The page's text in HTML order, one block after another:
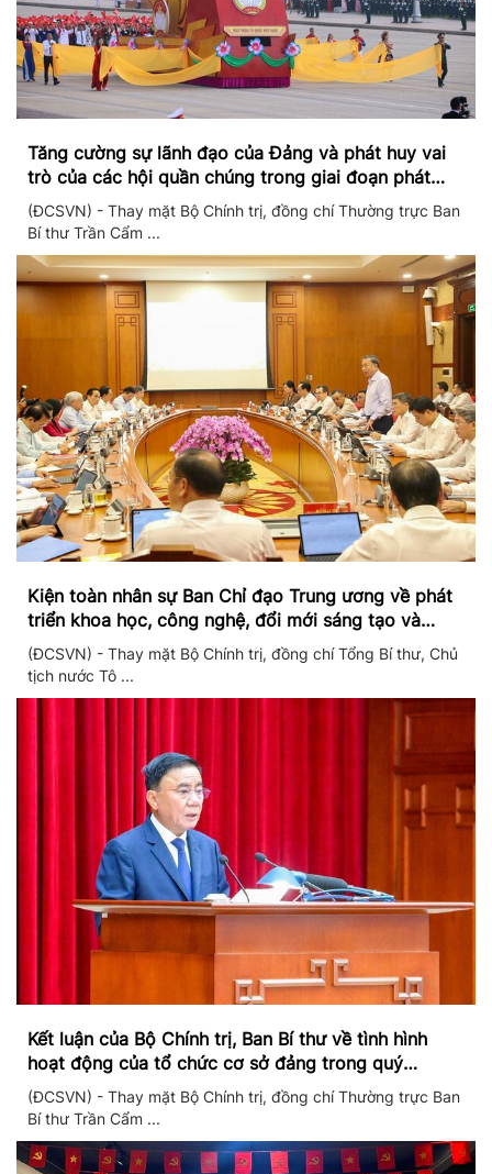
Tăng cường sự lãnh đạo của Đảng và phát huy vai
trò của các hội quần chúng trong giai đoạn phát
triển mới
(ĐCSVN) - Thay mặt Bộ Chính trị, đồng chí Thường trực Ban
Bí thư Trần Cẩm ...
Kiện toàn nhân sự Ban Chỉ đạo Trung ương về phát
triển khoa học, công nghệ, đổi mới sáng tạo và
chuyển đổi số
(ĐCSVN) - Thay mặt Bộ Chính trị, đồng chí Tổng Bí thư, Chủ
tịch nước Tô ...
Kết luận của Bộ Chính trị, Ban Bí thư về tình hình
hoạt động của tổ chức cơ sở đảng trong quý
II/2026
(ĐCSVN) - Thay mặt Bộ Chính trị, đồng chí Thường trực Ban
Bí thư Trần Cẩm ...